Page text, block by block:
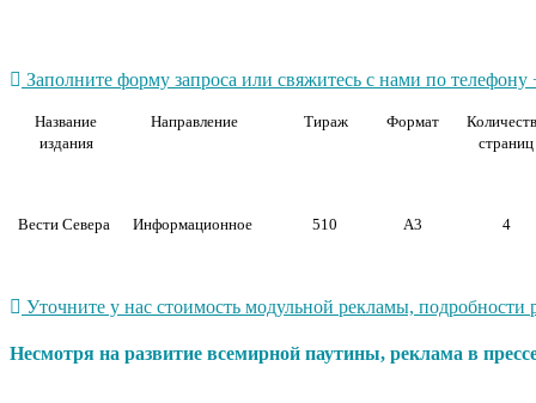
Заполните форму запроса или свяжитесь с нами по
Название
издания
Направление Тираж Формат
страниц
Вести Севера Информационное 510 А3 4
Уточните у нас стоимость модульной рекламы,
Несмотря на развитие всемирной паутины, реклама в